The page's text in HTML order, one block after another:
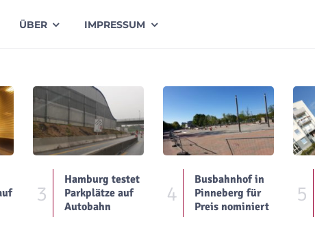
ÜBER IMPRESSUM
3
Hamburg testet
Parkplätze auf
Autobahn
4
Busbahnhof in
Pinneberg für
Preis nominiert
5